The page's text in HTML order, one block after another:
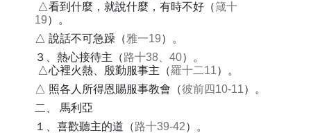
△看到什麼，就說什麼，有時不好（箴十
19）。
△ 說話不可急躁（雅一19）。
３、熱心接待主（路十38、40）。
△心裡火熱、殷勤服事主（羅十二11）。
△ 照各人所得恩賜服事教會（彼前四10-11）。
二、 馬利亞
１、喜歡聽主的道（路十39-42）。